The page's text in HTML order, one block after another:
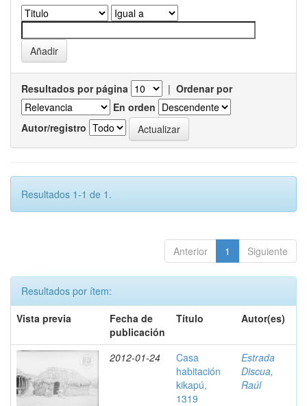
Resultados por página | Ordenar por
En orden
Autor/registro
Resultados 1-1 de 1.
Anterior 1 Siguiente
Resultados por ítem:
Vista previa
Fecha de
publicación
Título Autor(es)
2012-01-24
Casa
habitación
kikapú,
1319
Estrada
Discua,
Raúl